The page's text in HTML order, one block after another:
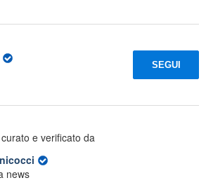
SEGUI
e verificato da
news